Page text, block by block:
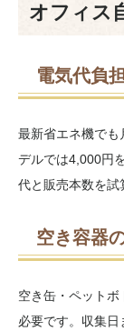
オフィス
電気代負
最新省エネ機で
デルでは4,000円
代と販売本数を試
空き容器
空き缶・ペット
必要です。収集日